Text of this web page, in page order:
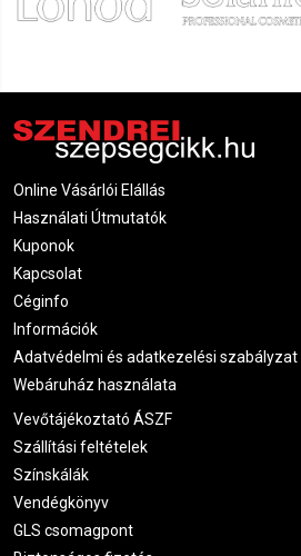
Online Vásárlói Elállás
Használati Útmutatók
Kuponok
Kapcsolat
Céginfo
Információk
Adatvédelmi és adatkezelési szabályzat
Webáruház használata
Vevőtájékoztató ÁSZF
Szállítási feltételek
Színskálák
Vendégkönyv
GLS csomagpont